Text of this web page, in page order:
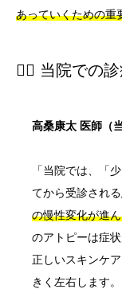
あっていくための重
👨‍⚕️ 当院での
高桑康太 医師（
「当院では、「
てから受診される
の慢性変化が進
のアトピーは症
正しいスキンケ
きく左右します